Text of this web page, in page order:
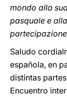
mondo alla
pasquale e
Saludo
española, en
distintas
Encuentro